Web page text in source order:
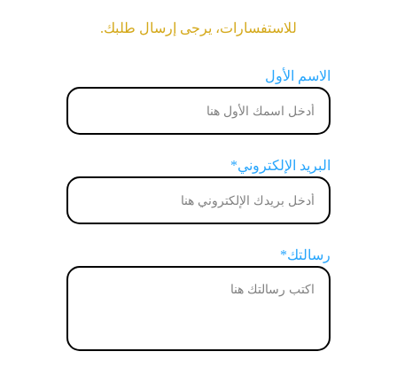
للاستفسارات، يرجى إرسال طلبك.
الاسم الأول
البريد الإلكتروني*
رسالتك*